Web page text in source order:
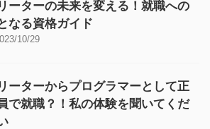
ーターの未来を変える！就職への
なる資格ガイド
10/29
ーターからプログラマーとして正
で就職？！私の体験を聞いてくだ